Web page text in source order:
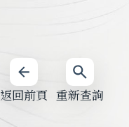
重新查詢
返回前頁